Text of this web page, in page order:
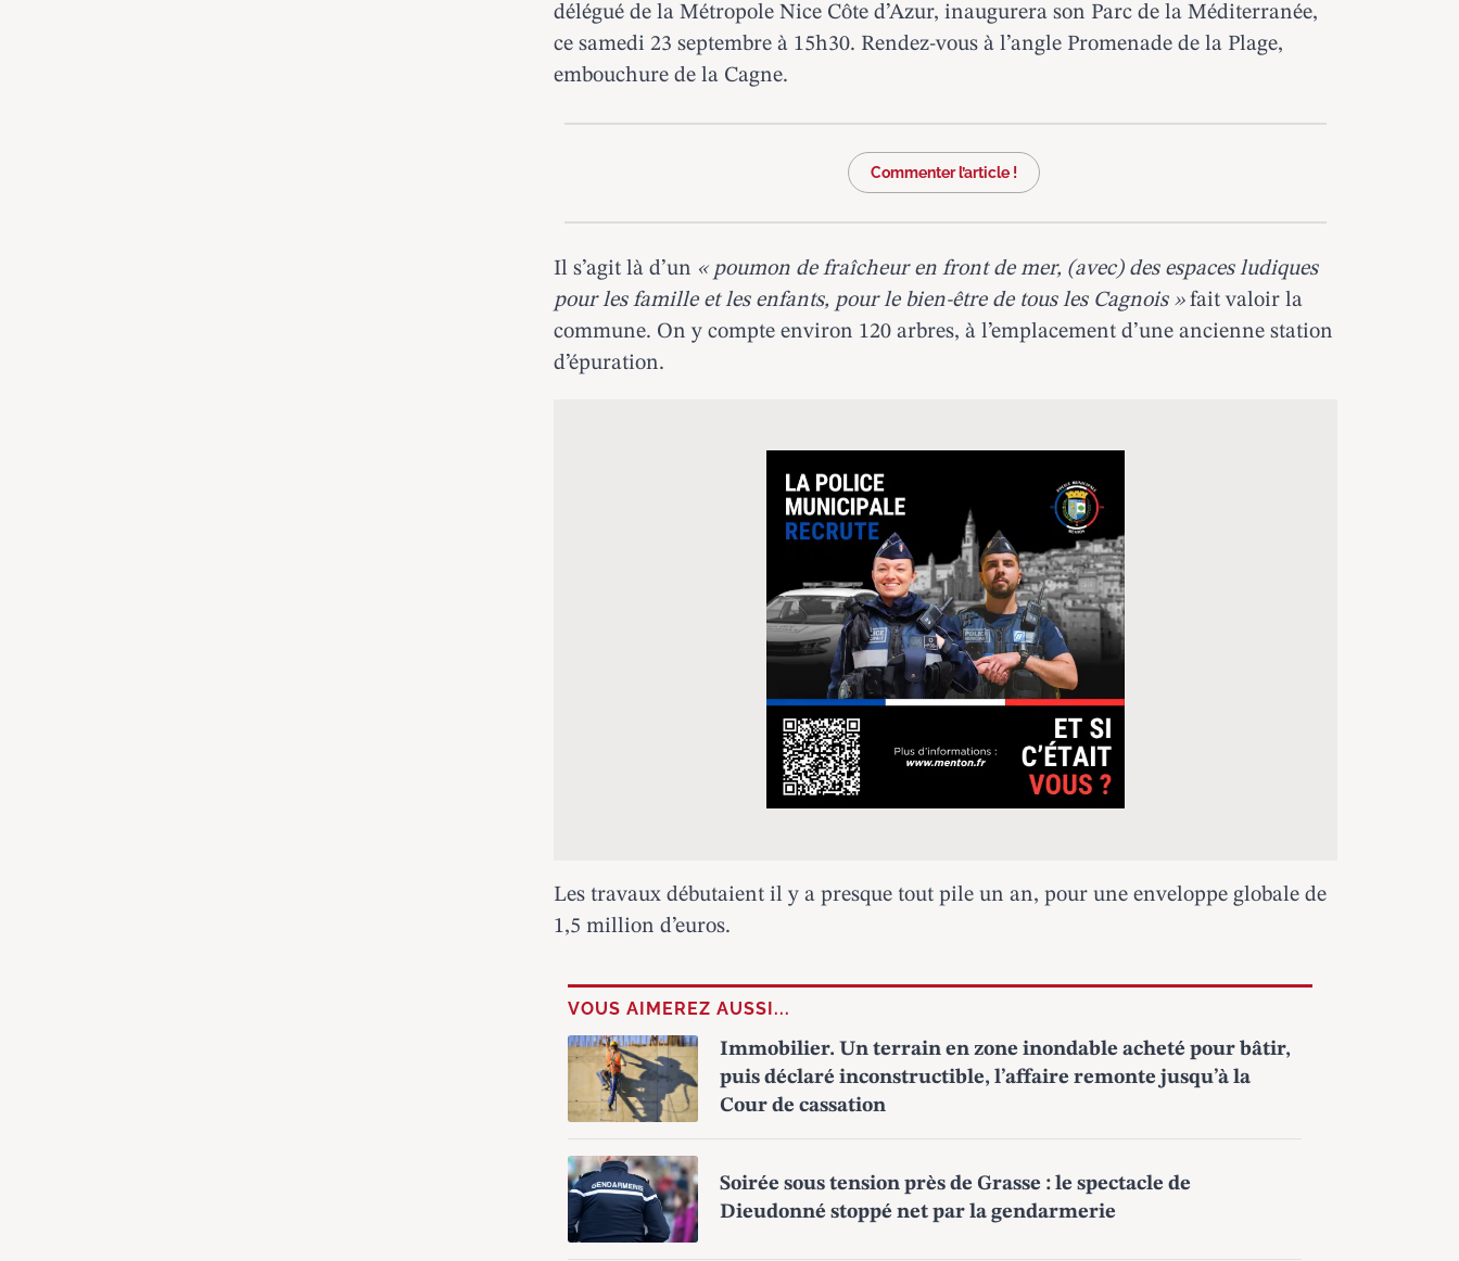
délégué de la Métropole Nice Côte d’Azur, inaugurera son Parc de la Méditerranée,
ce samedi 23 septembre à 15h30. Rendez-vous à l’angle Promenade de la Plage,
embouchure de la Cagne.
Commenter l’article !
Il s’agit là d’un « poumon de fraîcheur en front de mer, (avec) des espaces ludiques
pour les famille et les enfants, pour le bien-être de tous les Cagnois »fait valoir la
commune. On y compte environ 120 arbres, à l’emplacement d’une ancienne station
d’épuration.
Les travaux débutaient il y a presque tout pile un an, pour une enveloppe globale de
1,5 million d’euros.
VOUS AIMEREZ AUSSI...
Immobilier. Un terrain en zone inondable acheté pour bâtir,
puis déclaré inconstructible, l’affaire remonte jusqu’à la
Cour de cassation
Soirée sous tension près de Grasse : le spectacle de
Dieudonné stoppé net par la gendarmerie